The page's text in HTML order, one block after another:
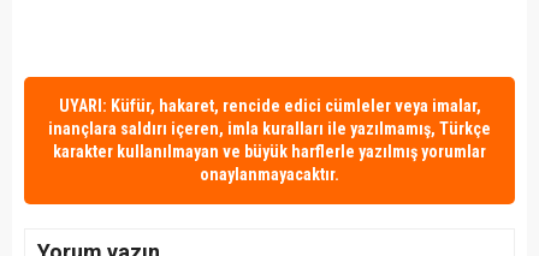
UYARI: Küfür, hakaret, rencide edici cümleler veya imalar,
inançlara saldırı içeren, imla kuralları ile yazılmamış, Türkçe
karakter kullanılmayan ve büyük harflerle yazılmış yorumlar
onaylanmayacaktır.